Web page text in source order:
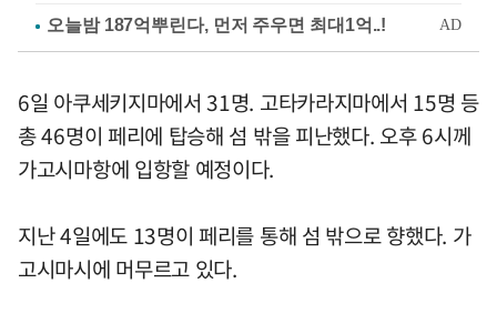
6일 아쿠세키지마에서 31명. 고타카라지마에서 15명 등
총 46명이 페리에 탑승해 섬 밖을 피난했다. 오후 6시께
가고시마항에 입항할 예정이다.
지난 4일에도 13명이 페리를 통해 섬 밖으로 향했다. 가
고시마시에 머무르고 있다.